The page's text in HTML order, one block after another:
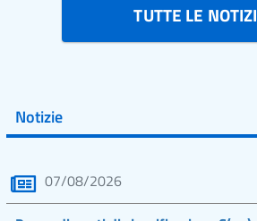
TUTTE LE
Notizie
07/08/2026